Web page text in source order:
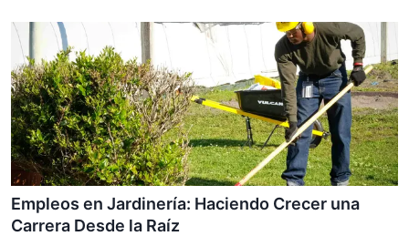
Empleos en Jardinería: Haciendo Crecer una
Carrera Desde la Raíz